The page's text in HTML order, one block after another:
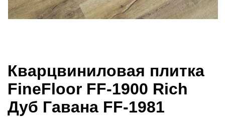
Кварцвиниловая плитка
FineFloor FF-1900 Rich
Дуб Гавана FF-1981